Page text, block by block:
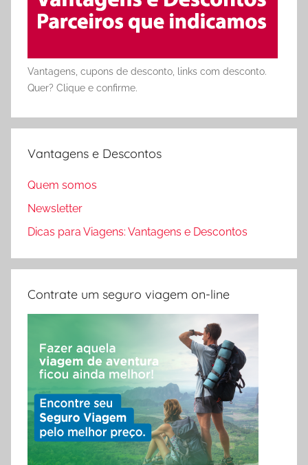
Vantagens, cupons de desconto, links com desconto.
Quer? Clique e confirme.
Vantagens e Descontos
Quem somos
Newsletter
Dicas para Viagens: Vantagens e Descontos
Contrate um seguro viagem on-line